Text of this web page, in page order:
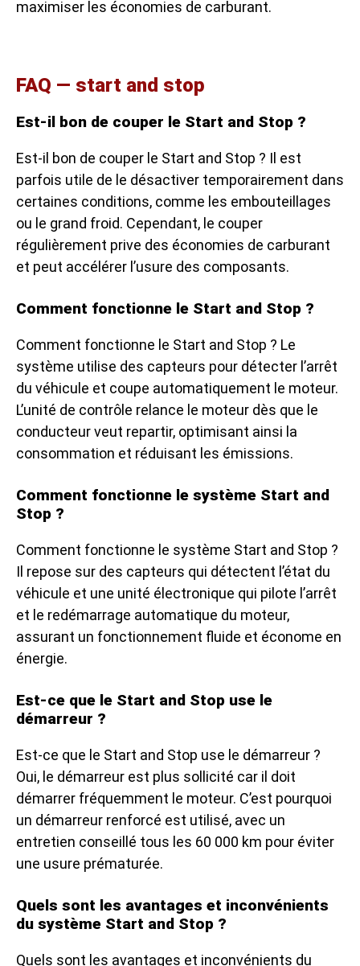
maximiser les économies de carburant.
FAQ — start and stop
Est-il bon de couper le Start and Stop ?
Est-il bon de couper le Start and Stop ? Il est
parfois utile de le désactiver temporairement dans
certaines conditions, comme les embouteillages
ou le grand froid. Cependant, le couper
régulièrement prive des économies de carburant
et peut accélérer l’usure des composants.
Comment fonctionne le Start and Stop ?
Comment fonctionne le Start and Stop ? Le
système utilise des capteurs pour détecter l’arrêt
du véhicule et coupe automatiquement le moteur.
L’unité de contrôle relance le moteur dès que le
conducteur veut repartir, optimisant ainsi la
consommation et réduisant les émissions.
Comment fonctionne le système Start and
Stop ?
Comment fonctionne le système Start and Stop ?
Il repose sur des capteurs qui détectent l’état du
véhicule et une unité électronique qui pilote l’arrêt
et le redémarrage automatique du moteur,
assurant un fonctionnement fluide et économe en
énergie.
Est-ce que le Start and Stop use le
démarreur ?
Est-ce que le Start and Stop use le démarreur ?
Oui, le démarreur est plus sollicité car il doit
démarrer fréquemment le moteur. C’est pourquoi
un démarreur renforcé est utilisé, avec un
entretien conseillé tous les 60 000 km pour éviter
une usure prématurée.
Quels sont les avantages et inconvénients
du système Start and Stop ?
Quels sont les avantages et inconvénients du